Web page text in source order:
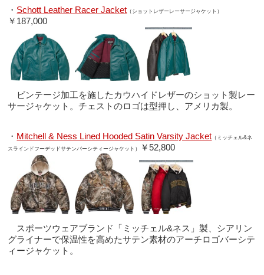
・ Schott Leather Racer Jacket （ショットレザーレーサージャケット）
￥187,000
ビンテージ加工を施したカウハイドレザーのショット製レー
サージャケット。チェストのロゴは型押し、アメリカ製。
・ Mitchell & Ness Lined Hooded Satin Varsity Jacket （ミッチェル&ネ
スラインドフーデッドサテンバーシティージャケット）
￥52,800
スポーツウェアブランド「ミッチェル&ネス」製、シアリン
グライナーで保温性を高めたサテン素材のアーチロゴバーシテ
ィージャケット。